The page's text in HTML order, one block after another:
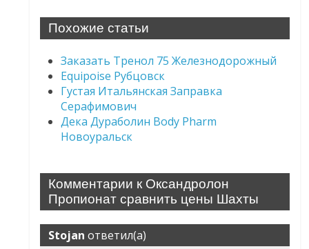
Похожие статьи
Заказать Тренол 75 Железнодорожный
Equipoise Рубцовск
Густая Итальянская Заправка
Серафимович
Дека Дураболин Body Pharm
Новоуральск
Комментарии к Оксандролон
Пропионат сравнить цены Шахты
Stojan ответил(а)